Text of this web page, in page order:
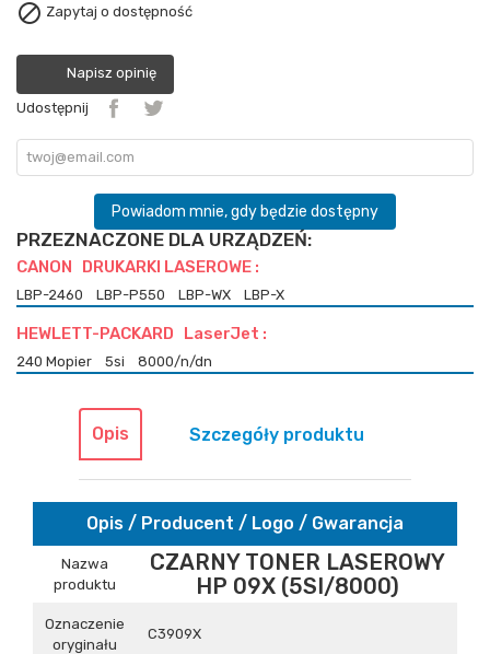
 Zapytaj o dostępność
Napisz opinię
Udostępnij
Powiadom mnie, gdy będzie dostępny
PRZEZNACZONE DLA URZĄDZEŃ:
CANON DRUKARKI LASEROWE :
LBP-2460 LBP-P550 LBP-WX LBP-X
HEWLETT-PACKARD LaserJet :
240 Mopier 5si 8000/n/dn
Opis Szczegóły produktu
Opis / Producent / Logo / Gwarancja
Nazwa
produktu
CZARNY TONER LASEROWY
HP 09X (5SI/8000)
Oznaczenie
oryginału
C3909X